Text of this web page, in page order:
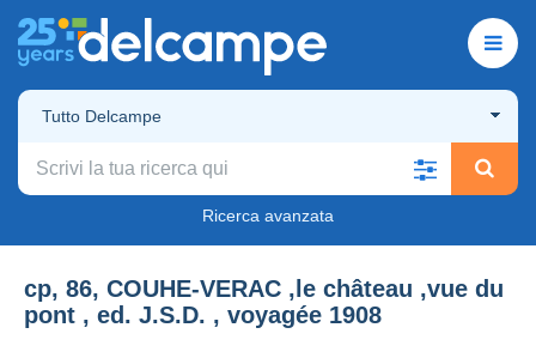
Tutto Delcampe
Ricerca avanzata
cp, 86, COUHE-VERAC ,le château ,vue du
pont , ed. J.S.D. , voyagée 1908